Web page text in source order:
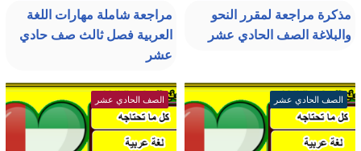
مذكرة مراجعة لمقرر النحو
والبلاغة الصف الحادي عشر
مراجعة شاملة مهارات اللغة
العربية فصل ثالث صف حادي
عشر
الصف الحادي عشر الصف الحادي عشر